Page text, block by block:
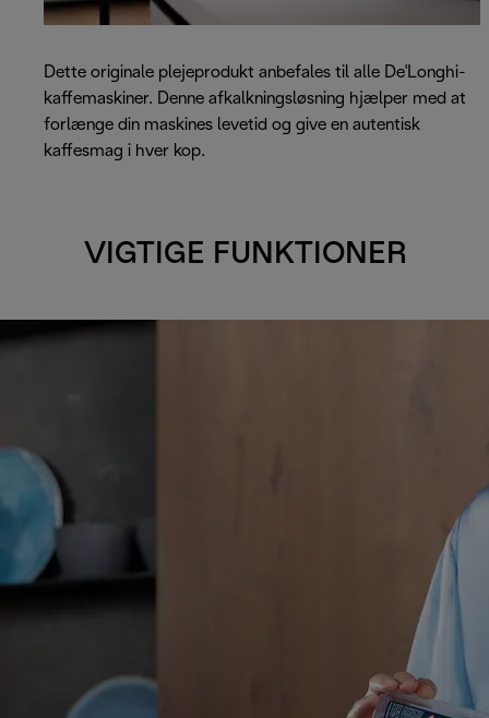
Dette originale plejeprodukt anbefales til alle De'Longhi-
kaffemaskiner. Denne afkalkningsløsning hjælper med at
forlænge din maskines levetid og give en autentisk
kaffesmag i hver kop.
VIGTIGE FUNKTIONER